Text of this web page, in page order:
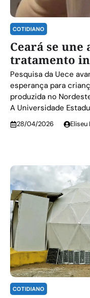
COTIDIANO
Ceará se une
tratamento
Pesquisa da Uece
esperança para
produzida no
A Universidade
28/04/2026 Eliseu
COTIDIANO